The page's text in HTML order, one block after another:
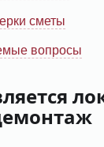
сметы
вопросы